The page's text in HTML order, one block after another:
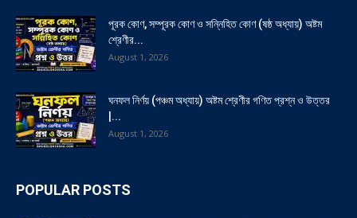
পূরক কোণ, সম্পূরক কোণ ও সন্নিহিত কোণ (ষষ্ঠ অধ্যায়) অষ্টম
শ্রেণীর...
August 1, 2026
ঘনফল নির্ণয় (পঞ্চম অধ্যায়) অষ্টম শ্রেণীর গণিত প্রশ্ন ও উত্তর
|...
August 1, 2026
POPULAR POSTS